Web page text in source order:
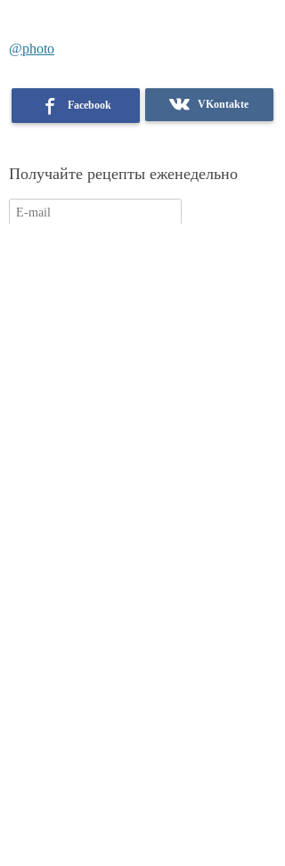
@photo
Facebook VKontakte
Получайте рецепты еженедельно